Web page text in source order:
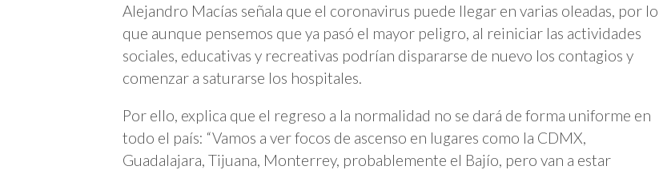
Alejandro Macías señala que el coronavirus puede llegar en varias oleadas, por lo
que aunque pensemos que ya pasó el mayor peligro, al reiniciar las actividades
sociales, educativas y recreativas podrían dispararse de nuevo los contagios y
comenzar a saturarse los hospitales.
Por ello, explica que el regreso a la normalidad no se dará de forma uniforme en
todo el país: “Vamos a ver focos de ascenso en lugares como la CDMX,
Guadalajara, Tijuana, Monterrey, probablemente el Bajío, pero van a estar